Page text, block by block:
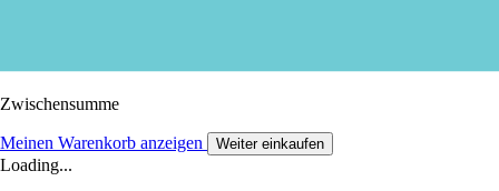
Zwischensumme
Meinen Warenkorb anzeigen Weiter einkaufen
Loading...